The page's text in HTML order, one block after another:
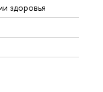
здоровья